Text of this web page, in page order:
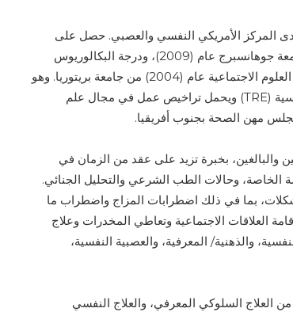
المركز الأمريكي النفسي والعصبي. حصل على
جوهانسبرج عام (
2009)، ودرجة البكالوريوس
العلوم الاجتماعية عام (
2004
) من جامعة بريتوريا. وهو
(
TRE
) ويحمل تراخيص عمل في مجال علم
مهن الصحة بجنوب أفريقيا.
والبالغين، بخبرة تزيد على عقد من الزمان في
الخاصة، وحالات الطب الشرعي والتحليل الجنائي.
كلات، بما في ذلك اضطرابات المزاج واضطراب ما
العلاقات الاجتماعية وتعاطي المخدرات وعلاج
والذهنية/ المعرفية، والعصبية النفسية،
من العلاج السلوكي المعرفي، والعلاج النفسي